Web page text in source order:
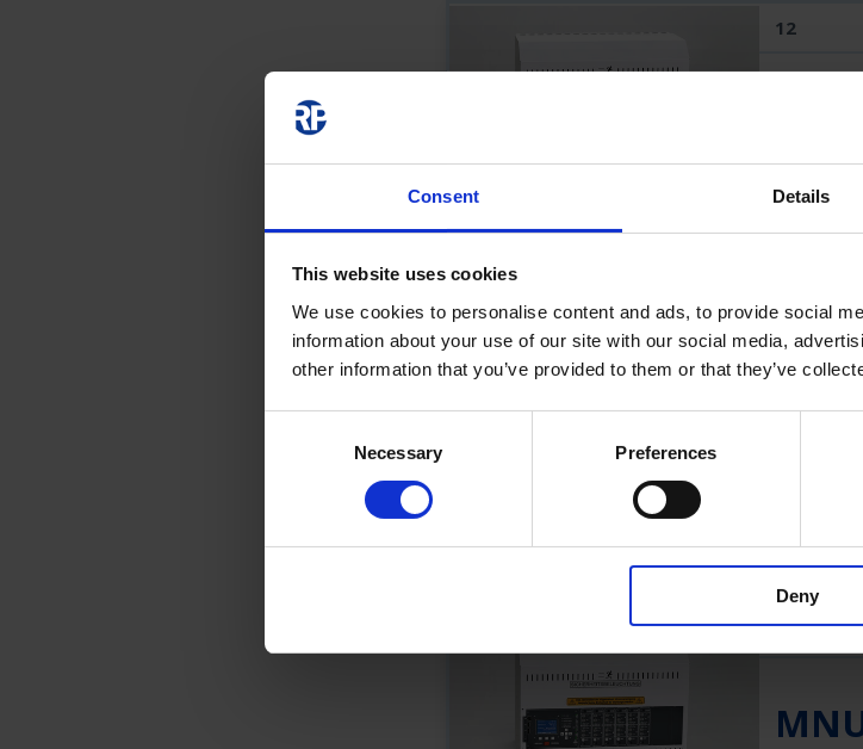
Consent Details
This website uses cookies
We use cookies to personalise content and ads, to provide social
information about your use of our site with our social media,
other information that you’ve provided to them or that they’ve
Necessary Preferences
Deny
12
12
12